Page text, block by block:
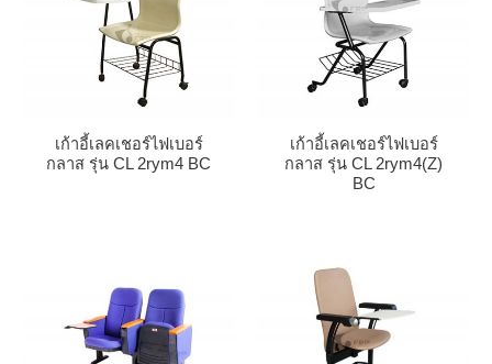
เก้าอี้เลคเชอร์ไฟเบอร์
กลาส รุ่น CL 2rym4 BC
เก้าอี้เลคเชอร์ไฟเบอร์
กลาส รุ่น CL 2rym4(Z)
BC